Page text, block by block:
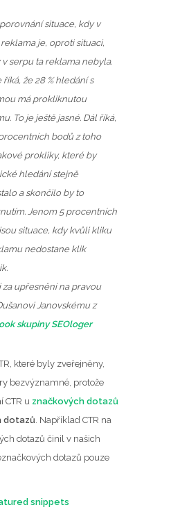
situace, kdy v
je, oproti situaci,
v serpu ta reklama nebyla.
říká, že 28 % hledání s
má prokliknutou
To je ještě jasné. Dál říká,
bodů z toho
prokliky, které by
hledání stejně
a skončilo by to
Jenom 5 procentních
situace, kdy kvůli kliku
nedostane klik
za upřesnění na pravou
Janovskému z
skupiny SEOloger
které byly zveřejněny,
bezvýznamné, protože
CTR u značkových dotazů
dotazů. Například CTR na
dotazů činil v našich
dotazů pouze
snippets